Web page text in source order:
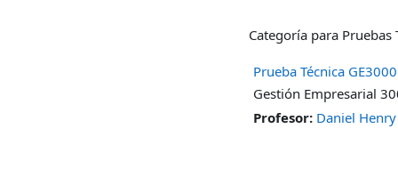
Categoría para
Prueba Técnica GE3000
Gestión Empresarial
Profesor: Daniel